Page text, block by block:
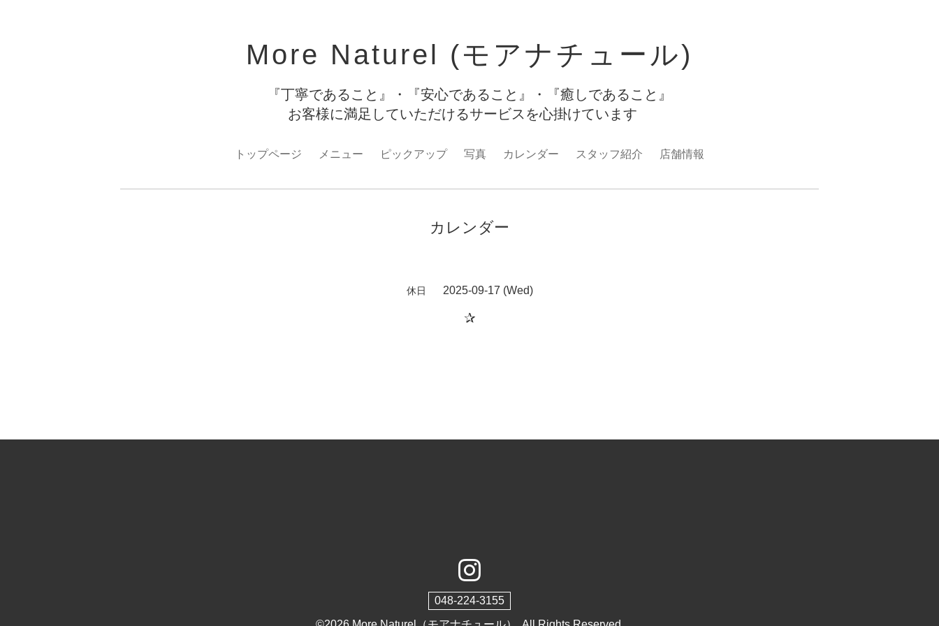
More Naturel (モアナチュール)
『丁寧であること』・『安心であること』・『癒しであること』
お客様に満足していただけるサービスを心掛けています
トップページ メニュー ピックアップ 写真 カレンダー スタッフ紹介 店舗情報
カレンダー
休日 2025-09-17 (Wed)
✰
048-224-3155